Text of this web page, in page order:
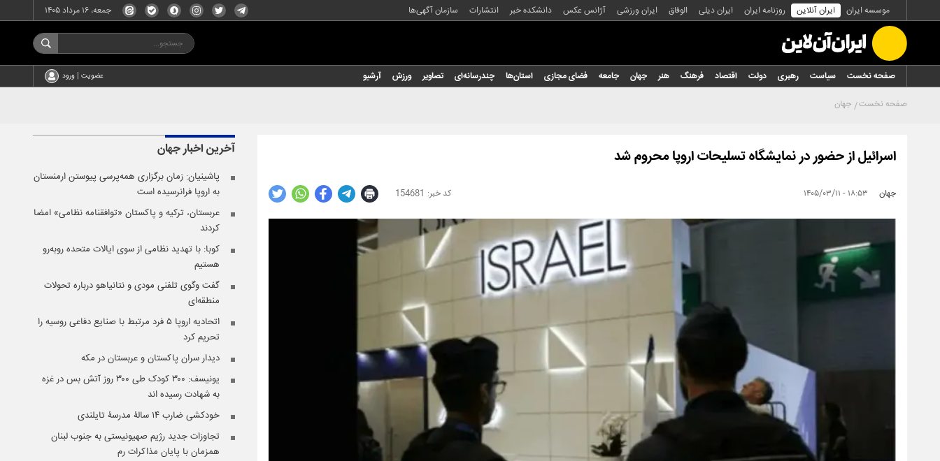
موسسه ایران ایران آنلاین روزنامه ایران ایران دیلی الوفاق ایران ورزشی آژانس عکس دانشکده خبر انتشارات سازمان آگهی‌ها جمعه، ۱۶ مرداد ۱۴۰۵
صفحه نخست سیاست رهبری دولت اقتصاد فرهنگ هنر جهان جامعه فضای مجازی استان‌ها چندرسانه‌ای تصاویر ورزش آرشیو عضویت | ورود
صفحه نخست جهان
اسرائیل از حضور در نمایشگاه تسلیحات اروپا محروم شد
جهان ۱۸:۵۳ - ۱۴۰۵/۰۳/۱۱ 154681
آخرین اخبارجهان
پاشینیان: زمان برگزاری همه‌پرسی پیوستن ارمنستان
به اروپا فرانرسیده است
عربستان، ترکیه و پاکستان «توافقنامه نظامی» امضا
کردند
کوبا: با تهدید نظامی از سوی ایالات متحده روبه‌رو
هستیم
گفت وگوی تلفنی مودی و نتانیاهو درباره تحولات
منطقه‌ای
اتحادیه اروپا ۵ فرد مرتبط با صنایع دفاعی روسیه را
تحریم کرد
دیدار سران پاکستان و عربستان در مکه
یونیسف: ۳۰۰ کودک طی ۳۰۰ روز آتش بس در غزه
به شهادت رسیده اند
خودکشی ضارب ۱۴ سالۀ مدرسۀ تایلندی
تجاوزات جدید رژیم صهیونیستی به جنوب لبنان
همزمان با پایان مذاکرات رم